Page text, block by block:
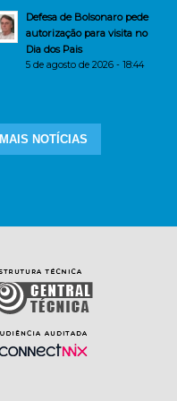
Defesa de Bolsonaro pede
autorização para visita no
Dia dos Pais
5 de agosto de 2026 - 18:44
MAIS NOTÍCIAS